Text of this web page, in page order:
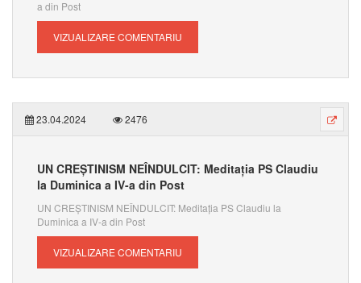
a din Post
VIZUALIZARE COMENTARIU
23.04.2024 2476
UN CREȘTINISM NEÎNDULCIT: Meditația PS Claudiu
la Duminica a IV-a din Post
UN CREȘTINISM NEÎNDULCIT: Meditația PS Claudiu la
Duminica a IV-a din Post
VIZUALIZARE COMENTARIU